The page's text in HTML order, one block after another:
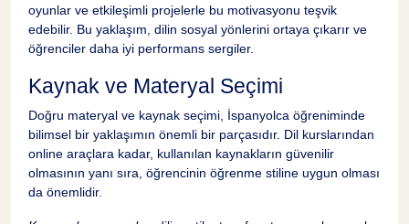
oyunlar ve etkileşimli projelerle bu motivasyonu teşvik
edebilir. Bu yaklaşım, dilin sosyal yönlerini ortaya çıkarır ve
öğrenciler daha iyi performans sergiler.
Kaynak ve Materyal Seçimi
Doğru materyal ve kaynak seçimi, İspanyolca öğreniminde
bilimsel bir yaklaşımın önemli bir parçasıdır. Dil kurslarından
online araçlara kadar, kullanılan kaynakların güvenilir
olmasının yanı sıra, öğrencinin öğrenme stiline uygun olması
da önemlidir.